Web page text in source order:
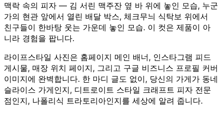
맥락 속의 피자 — 김 서린 맥주잔 옆 바 위에 놓인 모습, 누군
가의 현관 앞에서 열린 배달 박스, 체크무늬 식탁보 위에서
친구들이 한바탕 웃는 가운데 놓인 모습. 이 컷은 제품이 아
니라 경험을 팝니다.
라이프스타일 사진은 홈페이지 메인 배너, 인스타그램 피드
게시물, 매장 위치 페이지, 그리고 구글 비즈니스 프로필 커버
이미지에 완벽합니다. 한 마디 글도 없이, 당신의 가게가 동네
슬라이스 가게인지, 디트로이트 스타일 크래프트 피자 전문
점인지, 나폴리식 트라토리아인지를 세상에 알려 줍니다.